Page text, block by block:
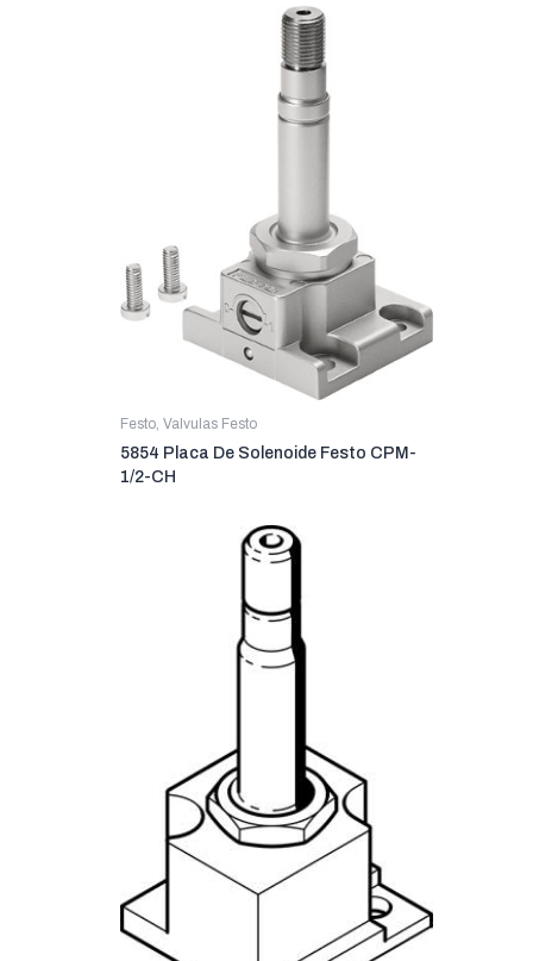
Festo, Valvulas Festo
5854 Placa De Solenoide Festo CPM-
1/2-CH